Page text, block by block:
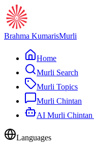
Brahma KumarisMurli
Home
Murli Search
Murli Topics
Murli Chintan
AI Murli Chintan
Languages